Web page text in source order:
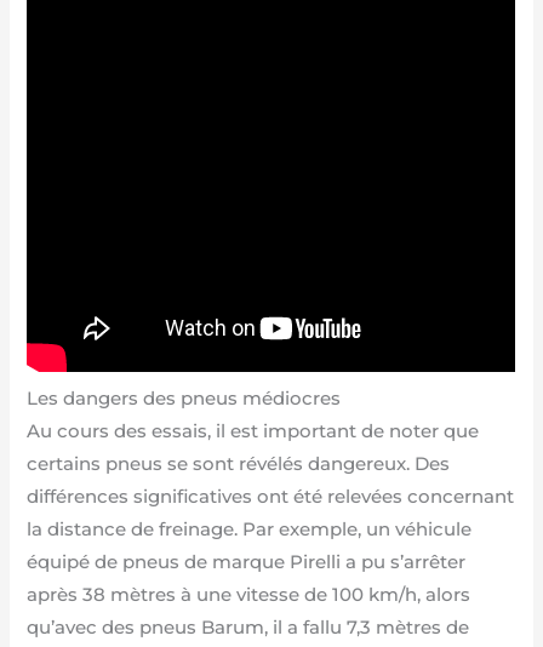
Les dangers des pneus médiocres
Au cours des essais, il est important de noter que
certains pneus se sont révélés dangereux. Des
différences significatives ont été relevées concernant
la distance de freinage. Par exemple, un véhicule
équipé de pneus de marque Pirelli a pu s’arrêter
après 38 mètres à une vitesse de 100 km/h, alors
qu’avec des pneus Barum, il a fallu 7,3 mètres de